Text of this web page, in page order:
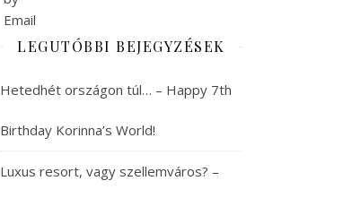
LEGUTÓBBI BEJEGYZÉSEK
Hetedhét országon túl… – Happy 7th
Birthday Korinna’s World!
Luxus resort, vagy szellemváros? –